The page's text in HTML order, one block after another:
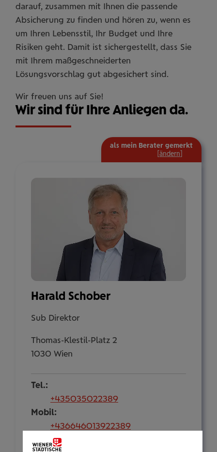
darauf, zusammen mit Ihnen die passende
Absicherung zu finden und hören zu, wenn es
um Ihren Lebensstil, Ihr Budget und Ihre
Risiken geht. Damit ist sichergestellt, dass Sie
mit Ihrem maßgeschneiderten
Lösungsvorschlag gut abgesichert sind.
Wir freuen uns auf Sie!
Wir sind für Ihre Anliegen da.
Harald Schober
Sub Direktor
Thomas-Klestil-Platz 2
1030 Wien
Tel.:
+435035022389
Mobil:
+436646013922389
E-Mail:
als mein Berater gemerkt
[ändern